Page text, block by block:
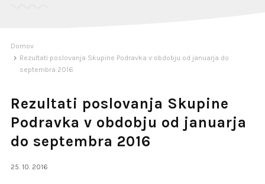
Domov
Rezultati poslovanja Skupine Podravka v obdobju od januarja do
septembra 2016
Rezultati poslovanja Skupine
Podravka v obdobju od januarja
do septembra 2016
25. 10. 2016